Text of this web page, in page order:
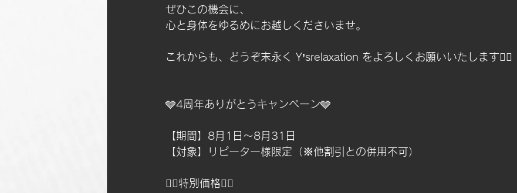
ぜひこの機会に、
心と身体をゆるめにお越しくださいませ。
これからも、どうぞ末永く Y’srelaxation をよろしくお願いいたします🙇‍♀️
🩶4周年ありがとうキャンペーン🩶
【期間】8月1日〜8月31日
【対象】リピーター様限定（※他割引との併用不可）
💆‍♀️特別価格💆‍♀️